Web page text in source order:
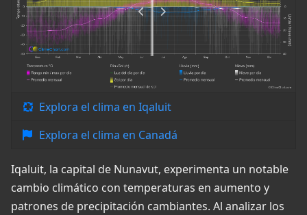
Explora el clima en Iqaluit
Explora el clima en Canadá
Iqaluit, la capital de Nunavut, experimenta un notable
cambio climático con temperaturas en aumento y
patrones de precipitación cambiantes. Al analizar los